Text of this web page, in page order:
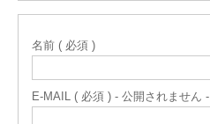
名前 ( 必須 )
E-MAIL ( 必須 ) - 公開されません -